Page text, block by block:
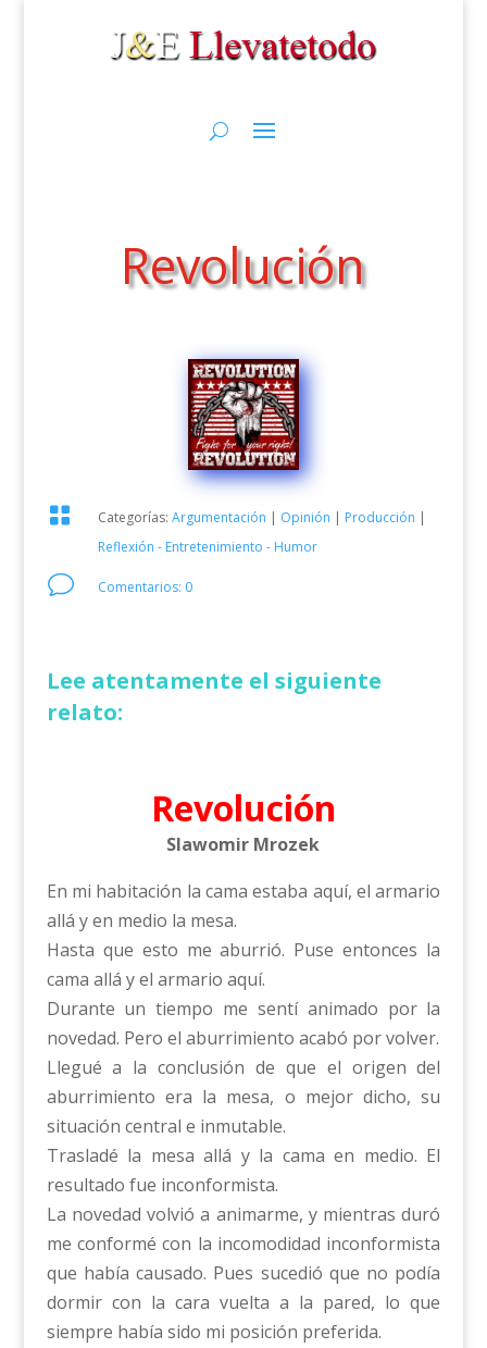
Revolución
 Categorías: Argumentación | Opinión | Producción |
Reflexión - Entretenimiento - Humor
v Comentarios: 0
Lee atentamente el siguiente
relato:
Revolución
Slawomir Mrozek
En mi habitación la cama estaba aquí, el armario
allá y en medio la mesa.
Hasta que esto me aburrió. Puse entonces la
cama allá y el armario aquí.
Durante un tiempo me sentí animado por la
novedad. Pero el aburrimiento acabó por volver.
Llegué a la conclusión de que el origen del
aburrimiento era la mesa, o mejor dicho, su
situación central e inmutable.
Trasladé la mesa allá y la cama en medio. El
resultado fue inconformista.
La novedad volvió a animarme, y mientras duró
me conformé con la incomodidad inconformista
que había causado. Pues sucedió que no podía
dormir con la cara vuelta a la pared, lo que
siempre había sido mi posición preferida.